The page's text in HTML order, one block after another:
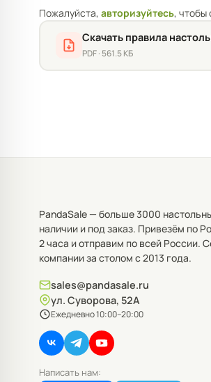
Пожалуйста, авторизуйтесь, чтобы
Скачать правила
PDF · 561.5 КБ
PandaSale — больше 3000
наличии и под заказ. Привезём по
2 часа и отправим по всей России.
компании за столом с 2013 года.
sales@pandasale.ru
ул. Суворова, 52А
Ежедневно 10:00–20:00
Написать нам: